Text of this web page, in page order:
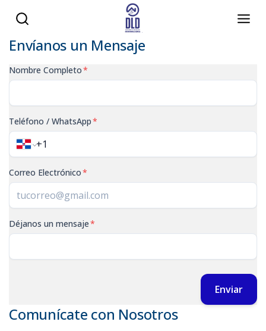
Envíanos un Mensaje
Nombre Completo*
Teléfono / WhatsApp*
Correo Electrónico*
Déjanos un mensaje*
Enviar
Comunícate con Nosotros